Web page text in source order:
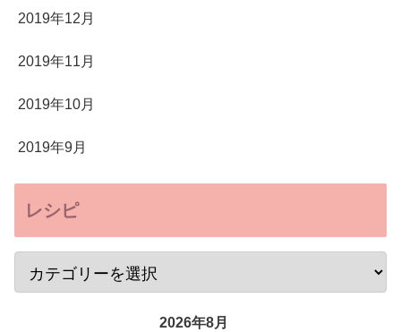
2019年12月
2019年11月
2019年10月
2019年9月
レシピ
2026年8月